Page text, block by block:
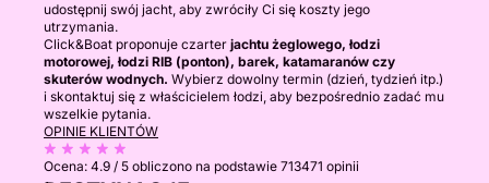
udostępnij swój jacht, aby zwróciły Ci się koszty jego
utrzymania.
Click&Boat proponuje czarter jachtu żeglowego, łodzi
motorowej, łodzi RIB (ponton), barek, katamaranów czy
skuterów wodnych. Wybierz dowolny termin (dzień, tydzień itp.)
i skontaktuj się z właścicielem łodzi, aby bezpośrednio zadać mu
wszelkie pytania.
OPINIE KLIENTÓW
Ocena: 4.9 / 5 obliczono na podstawie 713471 opinii